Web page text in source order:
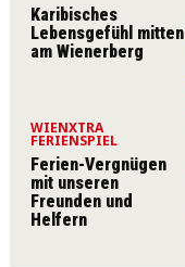
Karibisches
Lebensgefühl mitten
am Wienerberg
WIENXTRA
FERIENSPIEL
Ferien-Vergnügen
mit unseren
Freunden und
Helfern